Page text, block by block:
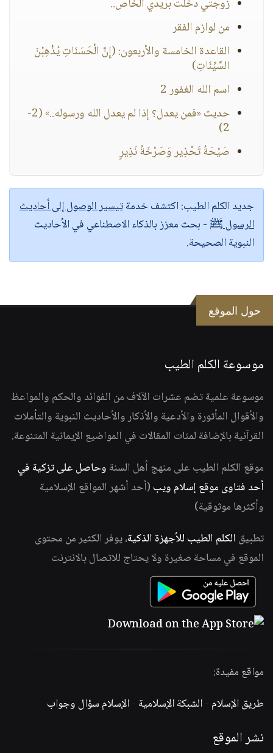
زوجتي دخلت بريدي الخاص..
من لوازم الفقر
القاعدة الخامسة والأربعون: (إِنَّ الْحَسَنَاتِ يُذْهِبْنَ
السَّيِّئَاتِ)
اسم الله الغفور 2
حديث «فمن يعدل؟ إذا لم يعدل الله ورسوله..» (2-
2)
صَيْحَةُ تَحْذِير وَصَرْخَةُ نَذِيرٍ
جديد الكلم الطيب:اكتشف خدمةتيسير الوصول إلى أحاديث
الرسول ﷺ - بحث معزز بالذكاء الاصطناعي في الأحاديث
النبوية الصحيحة.
حول الموقع
موسوعة الكلم الطيب
موسوعة علمية تضم عشرات الآلاف من الفوائد والحكم والمواعظ
والأقوال المأثورة والأدعية والأذكار والأحاديث النبوية والتأملات
القرآنية بالإضافة لمئات المقالات في المواضيع الإيمانية المتنوعة.
موقع الكلم الطيب على منهج أهل السنة وحاصل على تزكية في
أحد فتاوى موقع إسلام ويب (أحد أشهر المواقع الإسلامية
وأكثرها موثوقية)
تطبيق الكلم الطيب للأجهزة الذكية، يوفر الكثير من محتوى
الموقع في مساحة صغيرة ولا يحتاج للاتصال بالانترنت
مواقع مفيدة:
طريق الإسلام -الشبكة الإسلامية -الإسلام سؤال وجواب
نشر الموقع